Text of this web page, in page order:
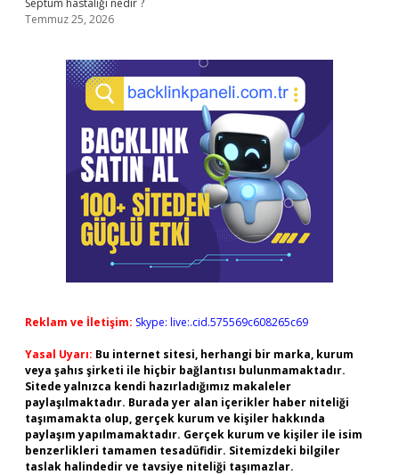
Septum hastalığı nedir ?
Temmuz 25, 2026
Reklam ve İletişim: Skype: live:.cid.575569c608265c69
Yasal Uyarı: Bu internet sitesi, herhangi bir marka, kurum
veya şahıs şirketi ile hiçbir bağlantısı bulunmamaktadır.
Sitede yalnızca kendi hazırladığımız makaleler
paylaşılmaktadır. Burada yer alan içerikler haber niteliği
taşımamakta olup, gerçek kurum ve kişiler hakkında
paylaşım yapılmamaktadır. Gerçek kurum ve kişiler ile isim
benzerlikleri tamamen tesadüfidir. Sitemizdeki bilgiler
taslak halindedir ve tavsiye niteliği taşımazlar.